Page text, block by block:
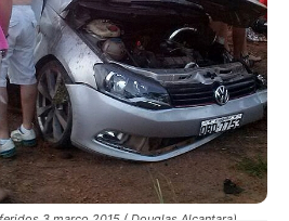
SE NO WHATSAPP